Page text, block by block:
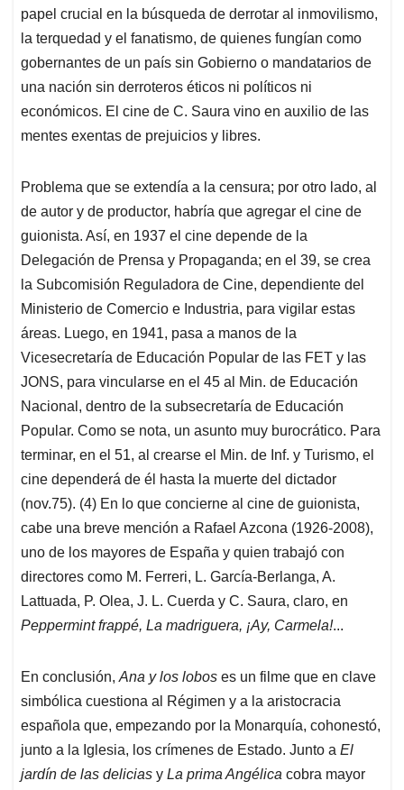
papel crucial en la búsqueda de derrotar al inmovilismo,
la terquedad y el fanatismo, de quienes fungían como
gobernantes de un país sin Gobierno o mandatarios de
una nación sin derroteros éticos ni políticos ni
económicos. El cine de C. Saura vino en auxilio de las
mentes exentas de prejuicios y libres.
Problema que se extendía a la censura; por otro lado, al
de autor y de productor, habría que agregar el cine de
guionista. Así, en 1937 el cine depende de la
Delegación de Prensa y Propaganda; en el 39, se crea
la Subcomisión Reguladora de Cine, dependiente del
Ministerio de Comercio e Industria, para vigilar estas
áreas. Luego, en 1941, pasa a manos de la
Vicesecretaría de Educación Popular de las FET y las
JONS, para vincularse en el 45 al Min. de Educación
Nacional, dentro de la subsecretaría de Educación
Popular. Como se nota, un asunto muy burocrático. Para
terminar, en el 51, al crearse el Min. de Inf. y Turismo, el
cine dependerá de él hasta la muerte del dictador
(nov.75). (4) En lo que concierne al cine de guionista,
cabe una breve mención a Rafael Azcona (1926-2008),
uno de los mayores de España y quien trabajó con
directores como M. Ferreri, L. García-Berlanga, A.
Lattuada, P. Olea, J. L. Cuerda y C. Saura, claro, en
Peppermint frappé, La madriguera, ¡Ay, Carmela!...
En conclusión, Ana y los lobos es un filme que en clave
simbólica cuestiona al Régimen y a la aristocracia
española que, empezando por la Monarquía, cohonestó,
junto a la Iglesia, los crímenes de Estado. Junto a El
jardín de las delicias y La prima Angélica cobra mayor